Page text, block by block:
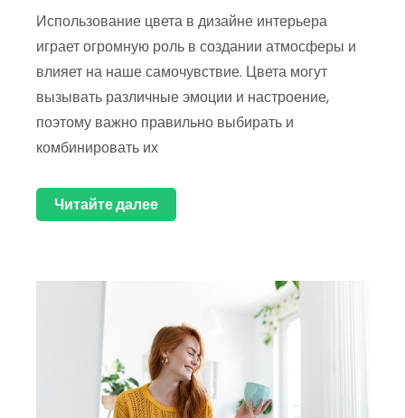
Использование цвета в дизайне интерьера
играет огромную роль в создании атмосферы и
влияет на наше самочувствие. Цвета могут
вызывать различные эмоции и настроение,
поэтому важно правильно выбирать и
комбинировать их
Читайте далее